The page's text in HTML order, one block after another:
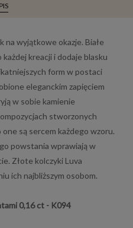
na wyjątkowe okazje. Białe
kreacji i dodaje blasku
form w postaci
eleganckim zapięciem
w sobie kamienie
stworzonych
są sercem każdego wzoru.
powstania wprawiają w
Złote kolczyki Luva
ich najbliższym osobom.
0,16 ct - K094